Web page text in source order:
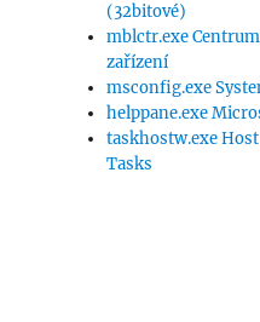
(32bitové)
mblctr.exe
zařízení
msconfig.exe
helppane.exe
taskhostw.exe
Tasks